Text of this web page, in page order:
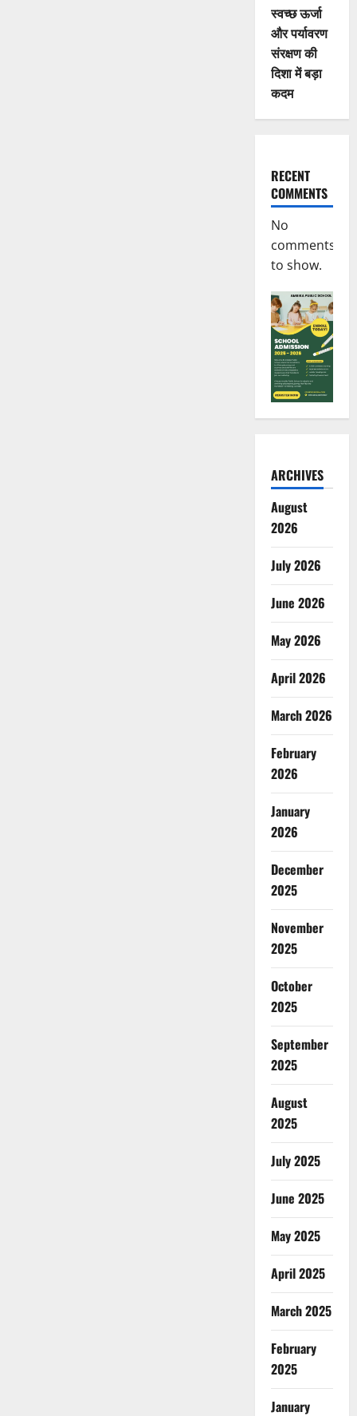
स्वच्छ ऊर्जा
और पर्यावरण
संरक्षण की
दिशा में बड़ा
कदम
RECENT
COMMENTS
No
comments
to show.
ARCHIVES
August
2026
July 2026
June 2026
May 2026
April 2026
March 2026
February
2026
January
2026
December
2025
November
2025
October
2025
September
2025
August
2025
July 2025
June 2025
May 2025
April 2025
March 2025
February
2025
January